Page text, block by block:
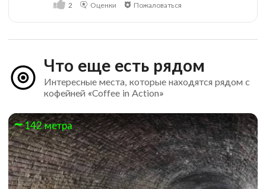
2 Оценки Пожаловаться
Что еще есть рядом
Интересные места, которые находятся рядом с
кофейней «Coffee in Action»
142 метра